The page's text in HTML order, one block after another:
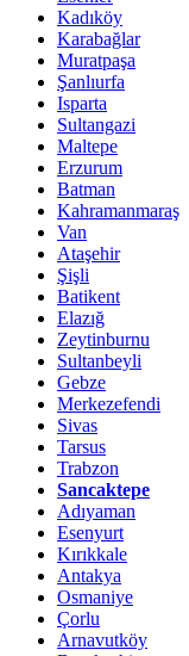
Kadıköy
Karabağlar
Muratpaşa
Şanlıurfa
Isparta
Sultangazi
Maltepe
Erzurum
Batman
Kahramanmaraş
Van
Ataşehir
Şişli
Batikent
Elazığ
Zeytinburnu
Sultanbeyli
Gebze
Merkezefendi
Sivas
Tarsus
Trabzon
Sancaktepe
Adıyaman
Esenyurt
Kırıkkale
Antakya
Osmaniye
Çorlu
Arnavutköy